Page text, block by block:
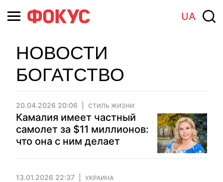
UA
НОВОСТИ
БОГАТСТВО
20.04.2026 20:06 СТИЛЬ ЖИЗНИ
Камалия имеет частный
самолет за $11 миллионов:
что она с ним делает
13.01.2026 22:37 УКРАИНА